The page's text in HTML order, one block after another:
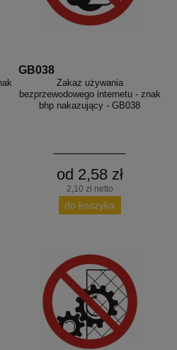
GB038
Zakaz używania
bezprzewodowego internetu - znak
bhp nakazujący - GB038
od 2,58 zł
2,10 zł netto
do koszyka